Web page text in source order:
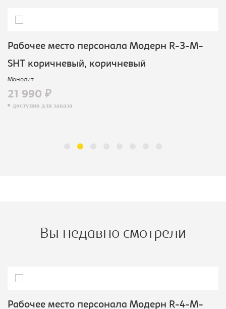
Рабочее место персонала Модерн R-3-M-
SHT коричневый, коричневый
Монолит
21 990 ₽
доступно для заказа
Вы недавно смотрели
Рабочее место персонала Модерн R-4-M-